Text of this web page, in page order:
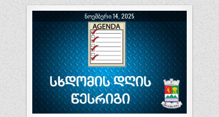
ᲜᲝᲔᲛᲑᲔᲠᲘ 14, 2025